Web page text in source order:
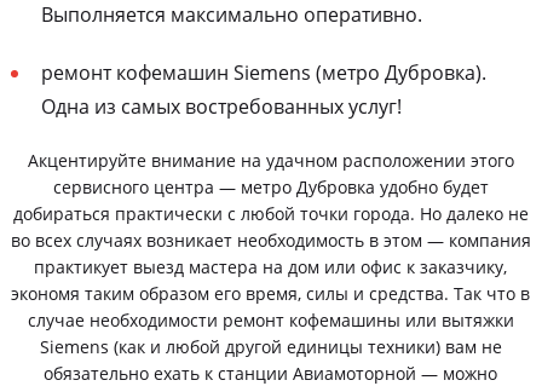
Выполняется максимально оперативно.
ремонт кофемашин Siemens (метро Дубровка).
Одна из самых востребованных услуг!
Акцентируйте внимание на удачном расположении этого
сервисного центра — метро Дубровка удобно будет
добираться практически с любой точки города. Но далеко не
во всех случаях возникает необходимость в этом — компания
практикует выезд мастера на дом или офис к заказчику,
экономя таким образом его время, силы и средства. Так что в
случае необходимости ремонт кофемашины или вытяжки
Siemens (как и любой другой единицы техники) вам не
обязательно ехать к станции Авиамоторной — можно